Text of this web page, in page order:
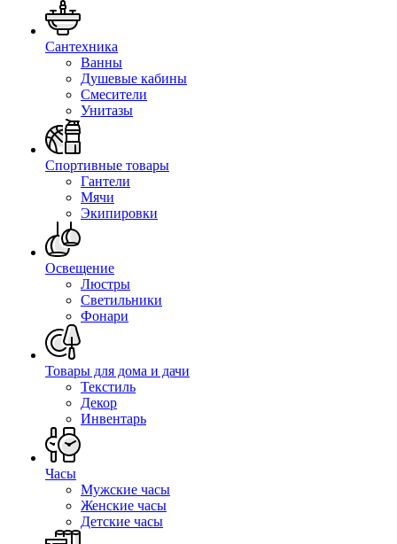
Сантехника
Ванны
Душевые кабины
Смесители
Унитазы
Спортивные товары
Гантели
Мячи
Экипировки
Освещение
Люстры
Светильники
Фонари
Товары для дома и дачи
Текстиль
Декор
Инвентарь
Часы
Мужские часы
Женские часы
Детские часы